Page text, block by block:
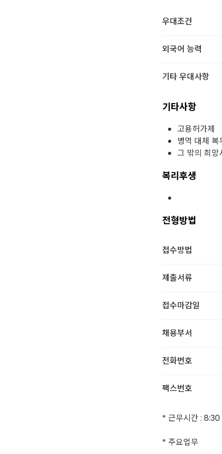
우대조건
외국어 능력
기타 우대사항
기타사항
고용허가제
병역 대체 복
그 밖의 희망
복리후생
전형방법
접수방법
제출서류
접수마감일
채용부서
전화번호
팩스번호
* 근무시간 :
* 주요업무